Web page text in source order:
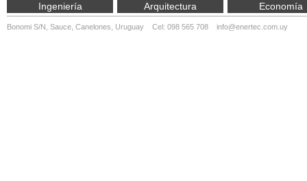
Ingeniería Arquitectura Economía
Bonomi S/N, Sauce, Canelones, Uruguay Cel: 098 565 708 info@enertec.com.uy